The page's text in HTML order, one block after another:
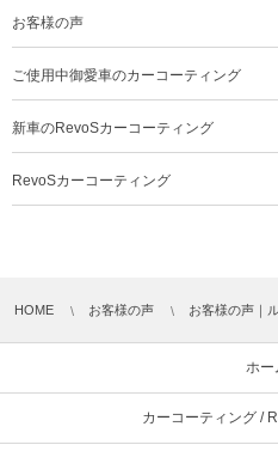
お客様の声
ご使用中御愛車のカーコーティング
新車のRevoSカーコーティング
RevoSカーコーティング
HOME お客様の声 お客様の声｜
ホー
カーコーティング /